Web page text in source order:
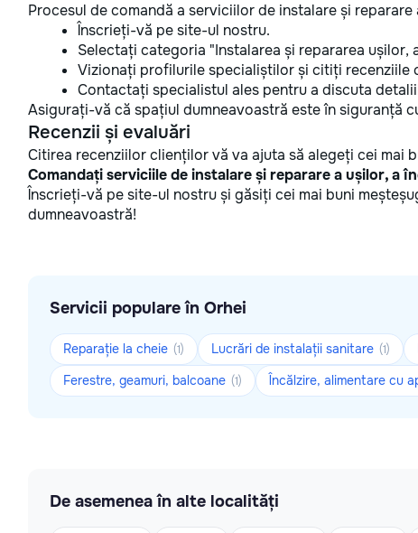
Procesul de comandă a serviciilor de instalare și
Înscrieți-vă pe site-ul nostru.
Selectați categoria "Instalarea și repararea ușilor,
Vizionați profilurile specialiștilor și citiți recenziile
Contactați specialistul ales pentru a discuta
Asigurați-vă că spațiul dumneavoastră este în siguranță
Recenzii și evaluări
Citirea recenziilor clienților vă va ajuta să alegeți cei mai
Comandați serviciile de instalare și reparare a ușilor, a
Înscrieți-vă pe site-ul nostru și găsiți cei mai buni
dumneavoastră!
Servicii populare în Orhei
Reparație la cheie (1) Lucrări de instalații sanitare (1)
Ferestre, geamuri, balcoane (1) Încălzire, alimentare cu
De asemenea în alte localități